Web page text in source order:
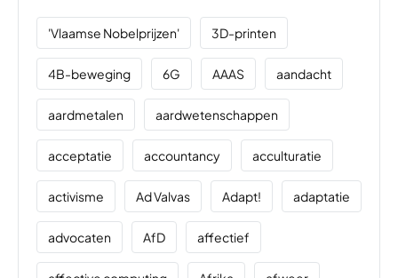
'Vlaamse Nobelprijzen' 3D-printen
4B-beweging 6G AAAS aandacht
aardmetalen aardwetenschappen
acceptatie accountancy acculturatie
activisme Ad Valvas Adapt! adaptatie
advocaten AfD affectief